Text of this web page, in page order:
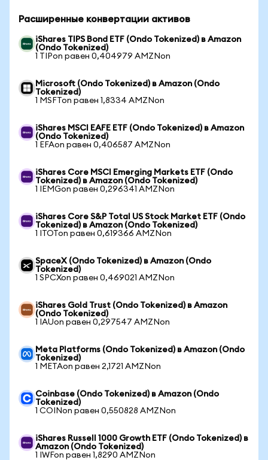
Расширенные конвертации активов
iShares TIPS Bond ETF (Ondo Tokenized) в Amazon
(Ondo Tokenized)
1 TIPon равен 0,404979 AMZNon
Microsoft (Ondo Tokenized) в Amazon (Ondo
Tokenized)
1 MSFTon равен 1,8334 AMZNon
iShares MSCI EAFE ETF (Ondo Tokenized) в Amazon
(Ondo Tokenized)
1 EFAon равен 0,406587 AMZNon
iShares Core MSCI Emerging Markets ETF (Ondo
Tokenized) в Amazon (Ondo Tokenized)
1 IEMGon равен 0,296341 AMZNon
iShares Core S&P Total US Stock Market ETF (Ondo
Tokenized) в Amazon (Ondo Tokenized)
1 ITOTon равен 0,619366 AMZNon
SpaceX (Ondo Tokenized) в Amazon (Ondo
Tokenized)
1 SPCXon равен 0,469021 AMZNon
iShares Gold Trust (Ondo Tokenized) в Amazon
(Ondo Tokenized)
1 IAUon равен 0,297547 AMZNon
Meta Platforms (Ondo Tokenized) в Amazon (Ondo
Tokenized)
1 METAon равен 2,1721 AMZNon
Coinbase (Ondo Tokenized) в Amazon (Ondo
Tokenized)
1 COINon равен 0,550828 AMZNon
iShares Russell 1000 Growth ETF (Ondo Tokenized) в
Amazon (Ondo Tokenized)
1 IWFon равен 1,8290 AMZNon